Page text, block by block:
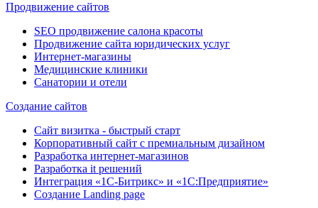
Продвижение сайтов
SEO продвижение салона красоты
Продвижение сайта юридических услуг
Интернет-магазины
Медицинские клиники
Санатории и отели
Создание сайтов
Сайт визитка - быстрый старт
Корпоративный сайт с премиальным дизайном
Разработка интернет-магазинов
Разработка it решений
Интеграция «1С-Битрикс» и «1С:Предприятие»
Создание Landing page